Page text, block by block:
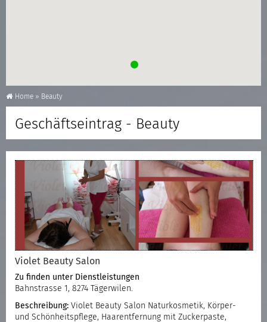
Home » Beauty
Geschäftseintrag - Beauty
Violet Beauty Salon
Zu finden unter Dienstleistungen
Bahnstrasse 1, 8274 Tägerwilen.
Beschreibung: Violet Beauty Salon Naturkosmetik, Körper-
und Schönheitspflege, Haarentfernung mit Zuckerpaste,